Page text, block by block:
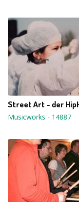
Street Art - der
Musicworks - 14887